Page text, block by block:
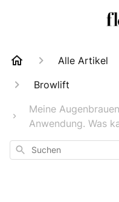
Alle Artikel
Browlift
Meine
Anwendung. Was
Suchen